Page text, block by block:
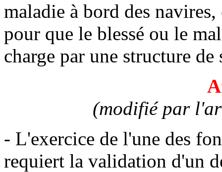
maladie à bord des
pour que le blessé ou le
charge par une structure
(modifié par
- L'exercice de l'une des
requiert la validation d'un